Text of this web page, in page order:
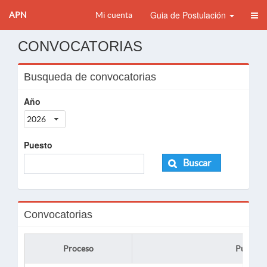
APN Mi cuenta Guia de Postulación
CONVOCATORIAS
Busqueda de convocatorias
Año
2026
Puesto
Buscar
Convocatorias
Proceso Puesto